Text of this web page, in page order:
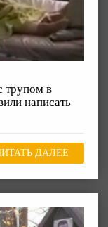
трупом в
написать
ДАЛЕЕ